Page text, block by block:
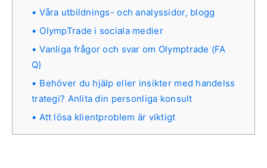
Våra utbildnings- och analyssidor, blogg
OlympTrade i sociala medier
Vanliga frågor och svar om Olymptrade (FA
Q)
Behöver du hjälp eller insikter med handelss
trategi? Anlita din personliga konsult
Att lösa klientproblem är viktigt